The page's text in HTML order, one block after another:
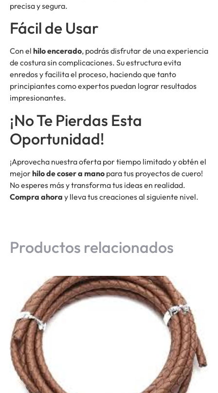
precisa y segura.
Fácil de Usar
Con el hilo encerado, podrás disfrutar de una experiencia
de costura sin complicaciones. Su estructura evita
enredos y facilita el proceso, haciendo que tanto
principiantes como expertos puedan lograr resultados
impresionantes.
¡No Te Pierdas Esta
Oportunidad!
¡Aprovecha nuestra oferta por tiempo limitado y obtén el
mejorhilo de coser a mano para tus proyectos de cuero!
No esperes más y transforma tus ideas en realidad.
Compra ahora y lleva tus creaciones al siguiente nivel.
Productos relacionados